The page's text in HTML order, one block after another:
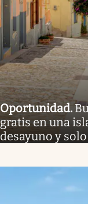
Oportunidad.
gratis en una
desayuno y